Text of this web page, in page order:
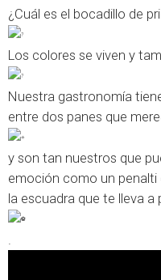
¿Cuál es el bocadillo de
Los colores se viven y
Nuestra gastronomía
entre dos panes que
y son tan nuestros que
emoción como un
la escuadra que te lleva a
.